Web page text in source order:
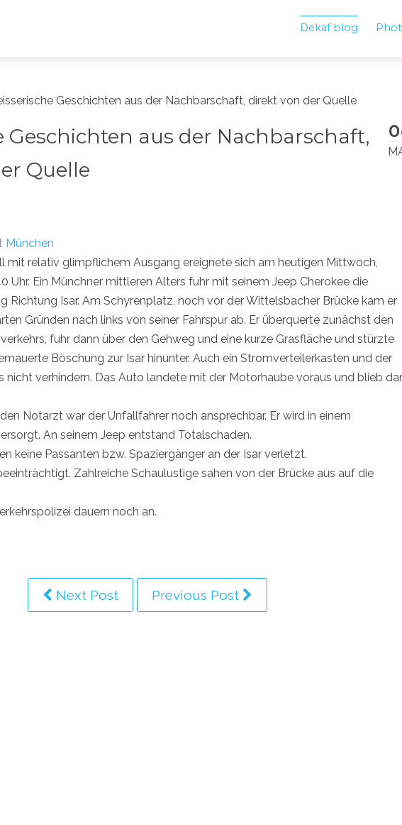
Dekaf blog
Geschichten aus der Nachbarschaft, direkt von der Quelle
Geschichten aus der Nachbarschaft,
Quelle
München
mit relativ glimpflichem Ausgang ereignete sich am heutigen Mittwoch,
Uhr. Ein Münchner mittleren Alters fuhr mit seinem Jeep Cherokee die
Richtung Isar. Am Schyrenplatz, noch vor der Wittelsbacher Brücke kam er
Gründen nach links von seiner Fahrspur ab. Er überquerte zunächst den
fuhr dann über den Gehweg und eine kurze Grasfläche und stürzte
Böschung zur Isar hinunter. Auch ein Stromverteilerkasten und der
nicht verhindern. Das Auto landete mit der Motorhaube voraus und blieb
Notarzt war der Unfallfahrer noch ansprechbar. Er wird in einem
An seinem Jeep entstand Totalschaden.
keine Passanten bzw. Spaziergänger an der Isar verletzt.
Zahlreiche Schaulustige sahen von der Brücke aus auf die
dauern noch an.
Next Post Previous Post